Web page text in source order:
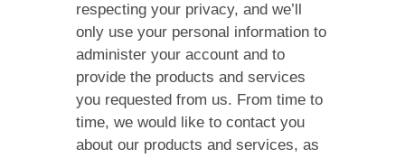
respecting your privacy, and we’ll
only use your personal information to
administer your account and to
provide the products and services
you requested from us. From time to
time, we would like to contact you
about our products and services, as